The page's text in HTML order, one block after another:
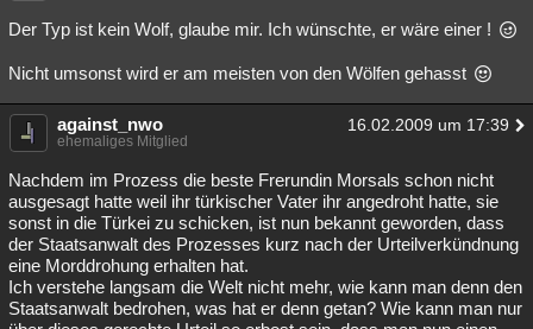
Spiritualität Verschwörungen Technologie Ufologie
Natur Umfragen Unterhaltung
weitere Rubriken
Philosophie Träume
Astronomie Helpdesk Gruppen Gaming Filme
Musik Clash Verbesserungen Allmystery English
Übersichten
Besucht Teilgenommen Alle Neue Geschlossen
Der Typ ist kein Wolf, glaube mir. Ich wünschte, er wäre einer !
Nicht umsonst wird er am meisten von den Wölfen gehasst
against_nwo 16.02.2009 um 17:39
ehemaliges Mitglied
Nachdem im Prozess die beste Frerundin Morsals schon nicht
ausgesagt hatte weil ihr türkischer Vater ihr angedroht hatte, sie
sonst in die Türkei zu schicken, ist nun bekannt geworden, dass
der Staatsanwalt des Prozesses kurz nach der Urteilverkündnung
eine Morddrohung erhalten hat.
Ich verstehe langsam die Welt nicht mehr, wie kann man denn den
Staatsanwalt bedrohen, was hat er denn getan? Wie kann man nur